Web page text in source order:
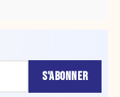
S'ABONNER